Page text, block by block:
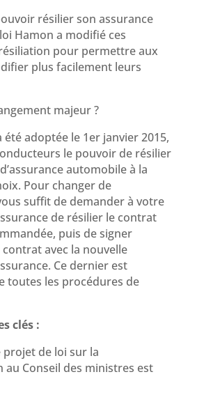
résilier son assurance
Hamon a modifié ces
pour permettre aux
plus facilement leurs
majeur ?
été adoptée le 1er janvier 2015,
le pouvoir de résilier
automobile à la
Pour changer de
suffit de demander à votre
de résilier le contrat
puis de signer
avec la nouvelle
Ce dernier est
toutes les procédures de
clés :
projet de loi sur la
au Conseil des ministres est